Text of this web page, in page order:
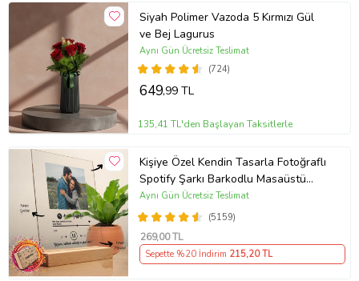
Siyah Polimer Vazoda 5 Kırmızı Gül
ve Bej Lagurus
(724)
Aynı Gün Ücretsiz Teslimat
649,99 TL
135,41 TL'den Başlayan Taksitlerle
Kişiye Özel Kendin Tasarla Fotoğraflı
Spotify Şarkı Barkodlu Masaüstü
Plak Fotoğraf Çerçevesi
(5159)
Aynı Gün Ücretsiz Teslimat
269,00 TL
Sepette %20 İndirim 215,20 TL